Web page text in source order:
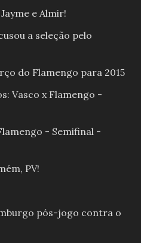
e Almir!
a seleção pelo
do Flamengo para 2015
Vasco x Flamengo -
- Semifinal -
PV!
pós-jogo contra o